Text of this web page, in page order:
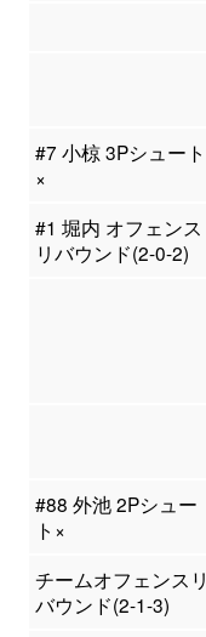
#7 小椋 3Pシュート
×
#1 堀内 オフェンス
リバウンド(2-0-2)
#88 外池 2Pシュー
ト×
チームオフェンスリ
バウンド(2-1-3)